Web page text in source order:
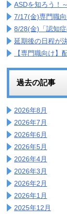
ASDを知ろう！
7/17(金)専門職
8/28(金)「認知
延期後の日程が
【専門職向け】
過去の記事
2026年8月
2026年7月
2026年6月
2026年5月
2026年4月
2026年3月
2026年2月
2026年1月
2025年12月